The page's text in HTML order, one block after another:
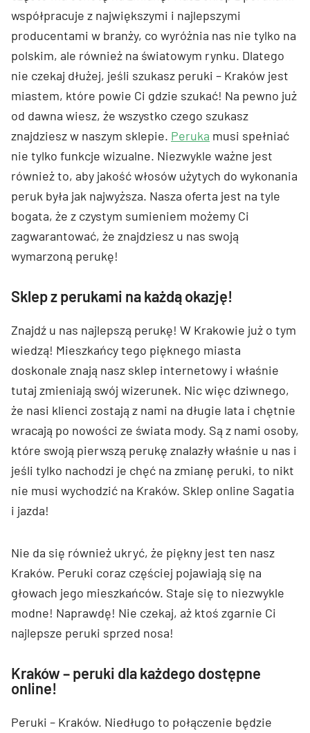
współpracuje z największymi i najlepszymi
producentami w branży, co wyróżnia nas nie tylko na
polskim, ale również na światowym rynku. Dlatego
nie czekaj dłużej, jeśli szukasz peruki – Kraków jest
miastem, które powie Ci gdzie szukać! Na pewno już
od dawna wiesz, że wszystko czego szukasz
znajdziesz w naszym sklepie. Peruka musi spełniać
nie tylko funkcje wizualne. Niezwykle ważne jest
również to, aby jakość włosów użytych do wykonania
peruk była jak najwyższa. Nasza oferta jest na tyle
bogata, że z czystym sumieniem możemy Ci
zagwarantować, że znajdziesz u nas swoją
wymarzoną perukę!
Sklep z perukami na każdą okazję!
Znajdź u nas najlepszą perukę! W Krakowie już o tym
wiedzą! Mieszkańcy tego pięknego miasta
doskonale znają nasz sklep internetowy i właśnie
tutaj zmieniają swój wizerunek. Nic więc dziwnego,
że nasi klienci zostają z nami na długie lata i chętnie
wracają po nowości ze świata mody. Są z nami osoby,
które swoją pierwszą perukę znalazły właśnie u nas i
jeśli tylko nachodzi je chęć na zmianę peruki, to nikt
nie musi wychodzić na Kraków. Sklep online Sagatia
i jazda!
Nie da się również ukryć, że piękny jest ten nasz
Kraków. Peruki coraz częściej pojawiają się na
głowach jego mieszkańców. Staje się to niezwykle
modne! Naprawdę! Nie czekaj, aż ktoś zgarnie Ci
najlepsze peruki sprzed nosa!
Kraków – peruki dla każdego dostępne
online!
Peruki – Kraków. Niedługo to połączenie będzie